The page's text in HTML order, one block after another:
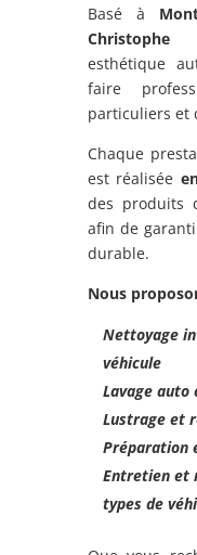
Basé à
Christophe
esthétique
faire
particuliers et
Chaque
est réalisée
des produits
afin de
durable.
Nous
Nettoyage
véhicule
Lavage auto
Lustrage et
Préparation
Entretien et
types de